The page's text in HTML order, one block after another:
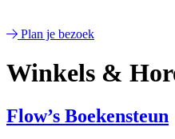
Plan je bezoek
Winkels &
Flow’s Boekensteun